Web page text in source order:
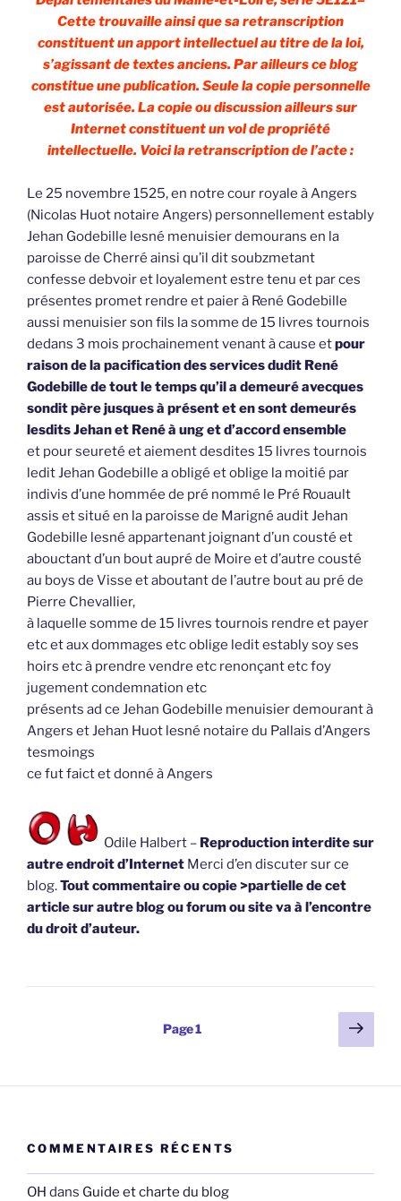
Cette trouvaille ainsi que sa retranscription
constituent un apport intellectuel au titre de la loi,
s’agissant de textes anciens. Par ailleurs ce blog
constitue une publication. Seule la copie personnelle
est autorisée. La copie ou discussion ailleurs sur
Internet constituent un vol de propriété
intellectuelle. Voici la retranscription de l’acte :
Le 25 novembre 1525, en notre cour royale à Angers
(Nicolas Huot notaire Angers) personnellement estably
Jehan Godebille lesné menuisier demourans en la
paroisse de Cherré ainsi qu’il dit soubzmetant
confesse debvoir et loyalement estre tenu et par ces
présentes promet rendre et paier à René Godebille
aussi menuisier son fils la somme de 15 livres tournois
dedans 3 mois prochainement venant à cause etpour
raison de la pacification des services dudit René
Godebille de tout le temps qu’il a demeuré avecques
sondit père jusques à présent et en sont demeurés
lesdits Jehan et René à ung et d’accord ensemble
et pour seureté et aiement desdites 15 livres tournois
ledit Jehan Godebille a obligé et oblige la moitié par
indivis d’une hommée de pré nommé le Pré Rouault
assis et situé en la paroisse de Marigné audit Jehan
Godebille lesné appartenant joignant d’un cousté et
abouctant d’un bout aupré de Moire et d’autre cousté
au boys de Visse et aboutant de l’autre bout au pré de
Pierre Chevallier,
à laquelle somme de 15 livres tournois rendre et payer
etc et aux dommages etc oblige ledit estably soy ses
hoirs etc à prendre vendre etc renonçant etc foy
jugement condemnation etc
présents ad ce Jehan Godebille menuisier demourant à
Angers et Jehan Huot lesné notaire du Pallais d’Angers
tesmoings
ce fut faict et donné à Angers
Odile Halbert – Reproduction interdite sur
autre endroit d’Internet Merci d’en discuter sur ce
blog.Tout commentaire ou copie >partielle de cet
article sur autre blog ou forum ou site va à l’encontre
du droit d’auteur.
Page1
Page
COMMENTAIRES RÉCENTS
OH dans Guide et charte du blog